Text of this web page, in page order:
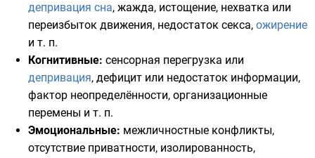
депривация сна, жажда, истощение, нехватка или
переизбыток движения, недостаток секса, ожирение
и т. п.
Когнитивные: сенсорная перегрузка или
депривация, дефицит или недостаток информации,
фактор неопределённости, организационные
перемены и т. п.
Эмоциональные: межличностные конфликты,
отсутствие приватности, изолированность,